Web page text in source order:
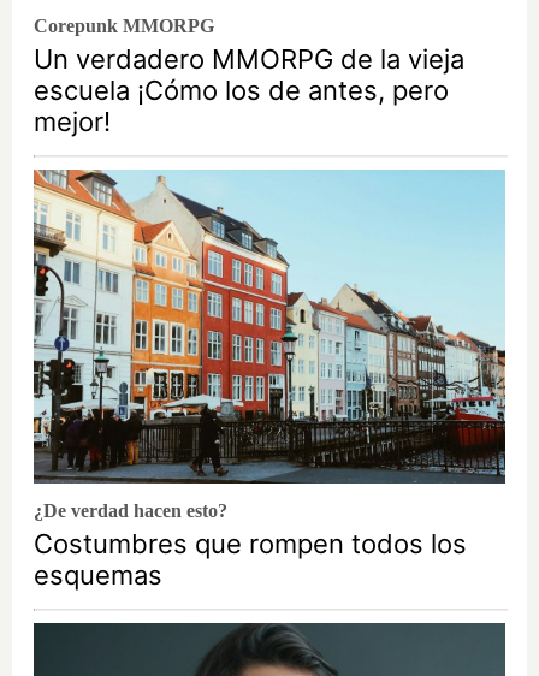
Corepunk MMORPG
Un verdadero MMORPG de la vieja
escuela ¡Cómo los de antes, pero
mejor!
¿De verdad hacen esto?
Costumbres que rompen todos los
esquemas